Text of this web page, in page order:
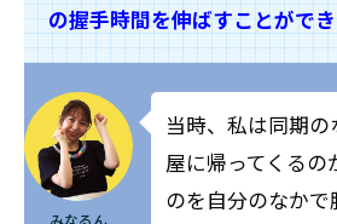
の握手時間を伸ばすことがで
みなるん
当時、私は同期
屋に帰ってくるの
のを自分のなか